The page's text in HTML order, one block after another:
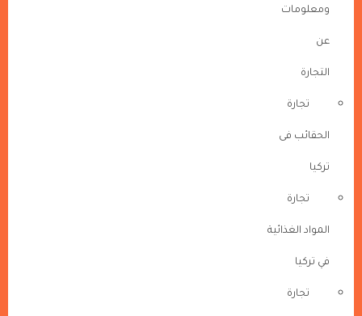
ومعلومات
عن
التجارة
تجارة
الحقائب فى
تركيا
تجارة
المواد الغذائية
في تركيا
تجارة